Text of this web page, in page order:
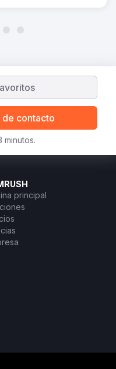
contacto
minutos.
principal